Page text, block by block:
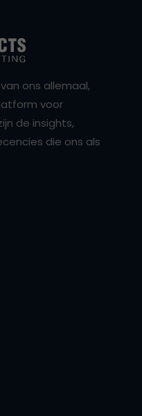
ons allemaal,
voor
de insights,
die ons als